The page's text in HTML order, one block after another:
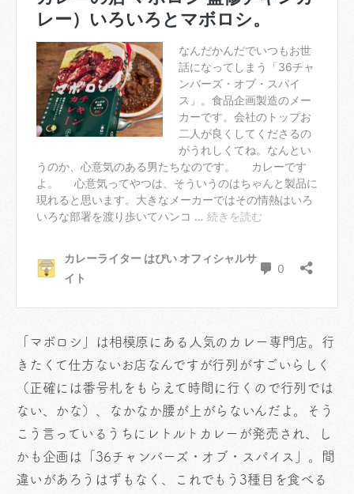
「マボロシ」は相模原にある人気のカレー専門店。行
きたくて仕方ないお店なんですが行列がすごいらしく
（正確には番号札をもらえて時間に行くので行列では
ない、かな）、なかなか腰が上がらないんだよ。そう
こう言っているうちにレトルトカレーが発売され、し
かも企画は「36チャンバーズ・オブ・スパイス」。間
違いがあろうはずもなく、これでもう3種目を食べる